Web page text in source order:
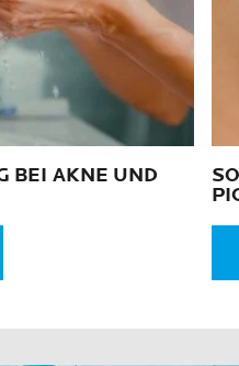
BEI AKNE UND